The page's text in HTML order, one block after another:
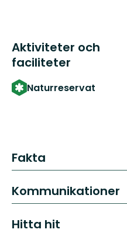
Aktiviteter och
faciliteter
Naturreservat
Fakta
Kommunikationer
Hitta hit